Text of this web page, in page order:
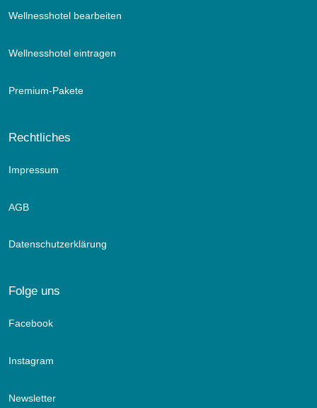
Wellnesshotel bearbeiten
Wellnesshotel eintragen
Premium-Pakete
Rechtliches
Impressum
AGB
Datenschutzerklärung
Folge uns
Facebook
Instagram
Newsletter